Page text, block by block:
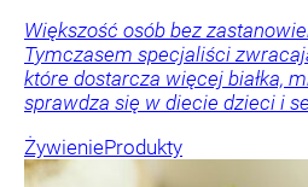
Większość osób bez
Tymczasem specjaliści
które dostarcza więcej białka,
sprawdza się w diecie dzieci i
ŻywienieProdukty